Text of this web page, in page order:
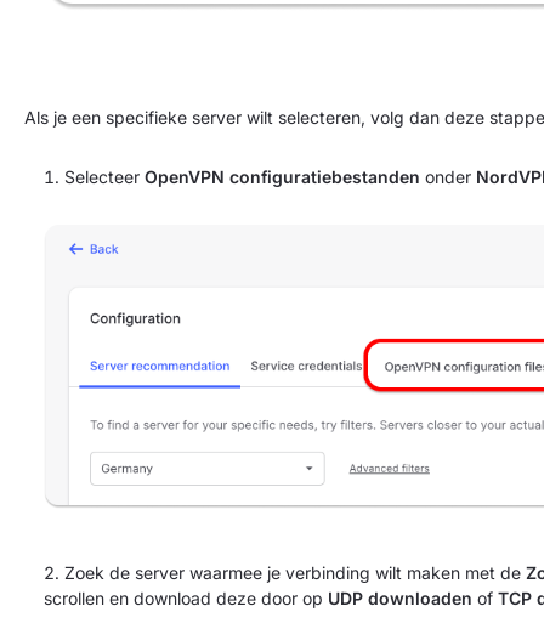
Als je een specifieke server wilt selecteren, volg dan deze
Selecteer OpenVPN configuratiebestanden onder
Zoek de server waarmee je verbinding wilt maken met de
scrollen en download deze door op UDP downloaden of TCP